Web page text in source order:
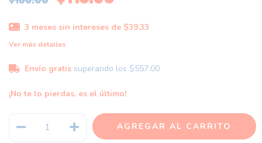
3 meses sin intereses de $39.33
Ver más detalles
Envío gratis superando los $557.00
¡No te lo pierdas, es el último!